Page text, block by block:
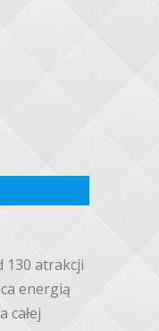
130 atrakcji
energią
całej